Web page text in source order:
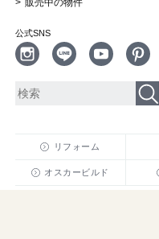
販売中の物件
公式SNS
リフォーム
オスカービルド